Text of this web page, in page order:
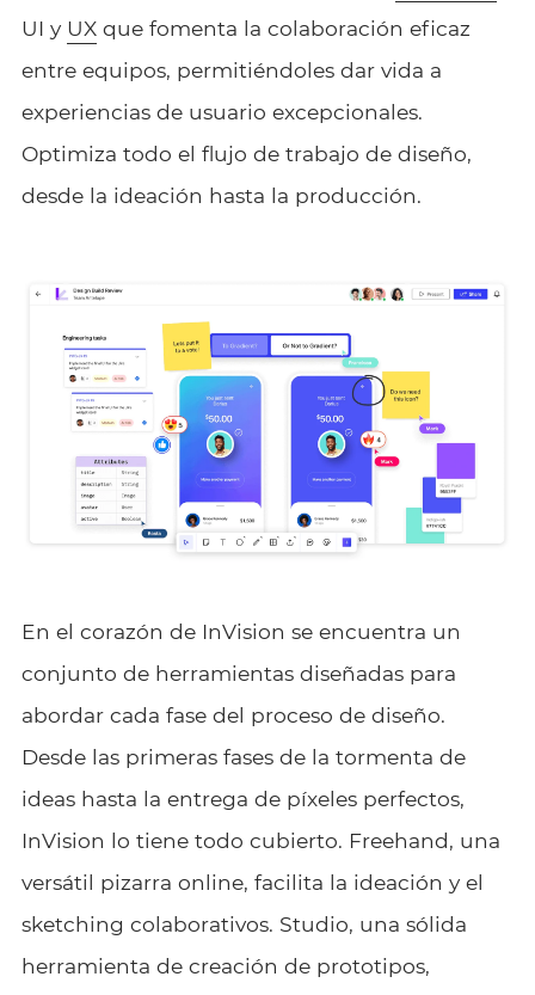
UI y UXque fomenta la colaboración eficaz
entre equipos, permitiéndoles dar vida a
experiencias de usuario excepcionales.
Optimiza todo el flujo de trabajo de diseño,
desde la ideación hasta la producción.
En el corazón de InVision se encuentra un
conjunto de herramientas diseñadas para
abordar cada fase del proceso de diseño.
Desde las primeras fases de la tormenta de
ideas hasta la entrega de píxeles perfectos,
InVision lo tiene todo cubierto. Freehand, una
versátil pizarra online, facilita la ideación y el
sketching colaborativos. Studio, una sólida
herramienta de creación de prototipos,